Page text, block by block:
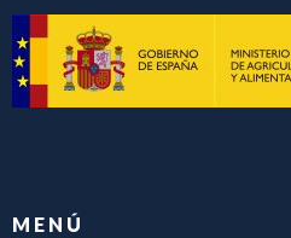
MENÚ